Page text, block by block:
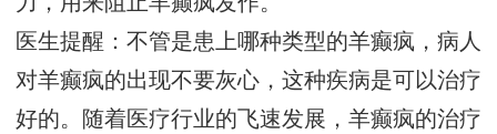
医生提醒：不管是患上哪种类型的羊癫疯，病人
对羊癫疯的出现不要灰心，这种疾病是可以治疗
好的。随着医疗行业的飞速发展，羊癫疯的治疗